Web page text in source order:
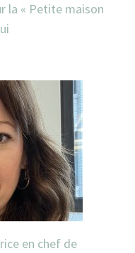
la « Petite maison
en chef de